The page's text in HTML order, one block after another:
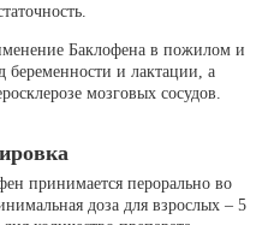
Баклофена в пожилом и
беременности и лактации, а
мозговых сосудов.
принимается перорально во
доза для взрослых – 5